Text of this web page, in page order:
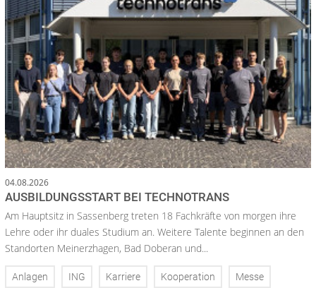
04.08.2026
AUSBILDUNGSSTART BEI TECHNOTRANS
Am Hauptsitz in Sassenberg treten 18 Fachkräfte von morgen ihre
Lehre oder ihr duales Studium an. Weitere Talente beginnen an den
Standorten Meinerzhagen, Bad Doberan und...
Anlagen ING Karriere Kooperation Messe